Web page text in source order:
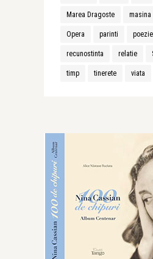
Marea Dragoste masina
Opera parinti poezie
recunostinta relatie
timp tinerete viata